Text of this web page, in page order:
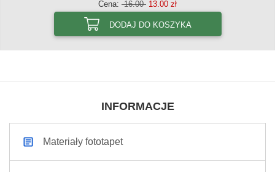
Cena: 16.00 13.00 zł
DODAJ DO KOSZYKA
INFORMACJE
Materiały fototapet